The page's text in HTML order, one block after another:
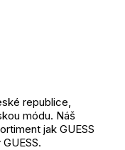
republice,
módu. Náš
jak GUESS